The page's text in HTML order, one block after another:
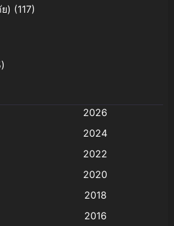
) (117)
2026
2024
2022
2020
2018
2016